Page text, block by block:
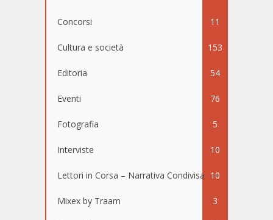
Concorsi 11
Cultura e società 153
Editoria 54
Eventi 76
Fotografia 5
Interviste 10
Lettori in Corsa – Narrativa Condivisa 10
Mixex by Traam 3